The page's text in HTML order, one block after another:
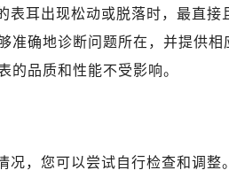
金湖路59号地王大厦12楼1224室
潜山路111号万象城华润大厦B座
宝洲路729号浦西万达中心写字楼
胜利路139号万达金融中心A座
都司高架桥路33号亨特国际金融
表耳出现松动或脱落时，最直
准确地诊断问题所在，并提供
的品质和性能不受影响。
况，您可以尝试自行检查和调